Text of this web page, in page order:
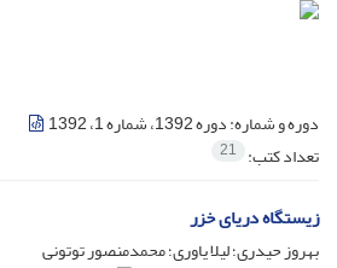
دوره و شماره:دوره 1392، شماره 1، 1392
تعداد کتب: 21
زیستگاه دریای خزر
بهروز حیدری؛ لیلا یاوری؛ محمدمنصور توتونی